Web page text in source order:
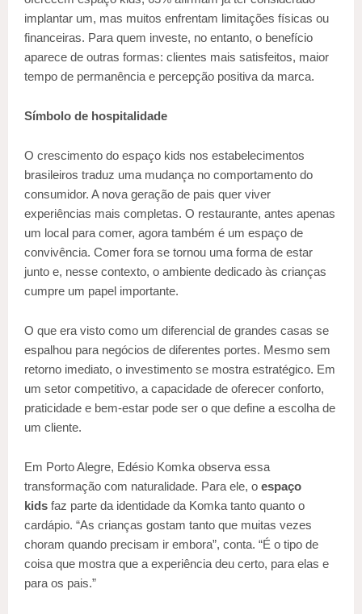
implantar um, mas muitos enfrentam limitações físicas ou
financeiras. Para quem investe, no entanto, o benefício
aparece de outras formas: clientes mais satisfeitos, maior
tempo de permanência e percepção positiva da marca.
Símbolo de hospitalidade
O crescimento do espaço kids nos estabelecimentos
brasileiros traduz uma mudança no comportamento do
consumidor. A nova geração de pais quer viver
experiências mais completas. O restaurante, antes apenas
um local para comer, agora também é um espaço de
convivência. Comer fora se tornou uma forma de estar
junto e, nesse contexto, o ambiente dedicado às crianças
cumpre um papel importante.
O que era visto como um diferencial de grandes casas se
espalhou para negócios de diferentes portes. Mesmo sem
retorno imediato, o investimento se mostra estratégico. Em
um setor competitivo, a capacidade de oferecer conforto,
praticidade e bem-estar pode ser o que define a escolha de
um cliente.
Em Porto Alegre, Edésio Komka observa essa
transformação com naturalidade. Para ele, o espaço
kids faz parte da identidade da Komka tanto quanto o
cardápio. “As crianças gostam tanto que muitas vezes
choram quando precisam ir embora”, conta. “É o tipo de
coisa que mostra que a experiência deu certo, para elas e
para os pais.”